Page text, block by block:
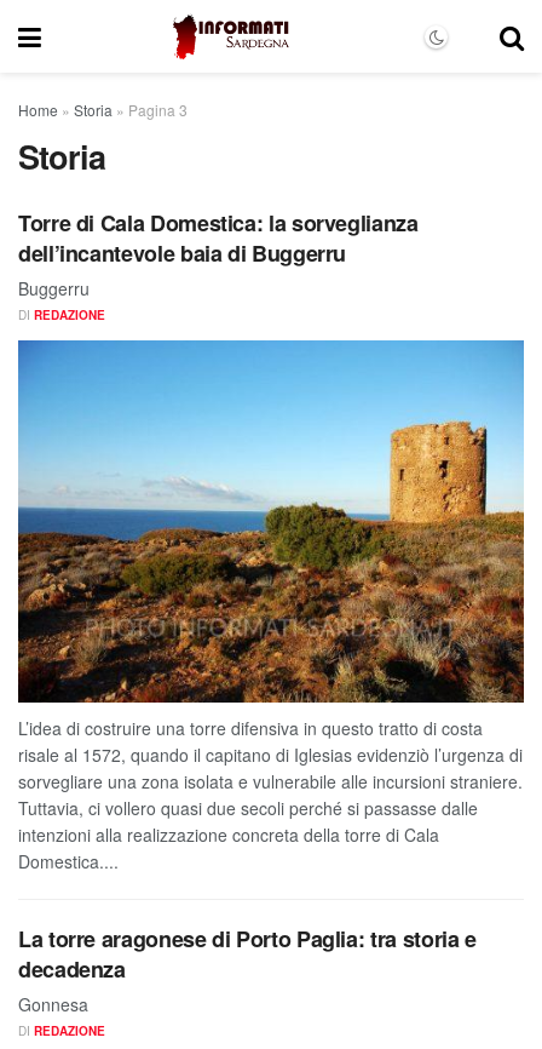
Home » Storia » Pagina 3
Storia
Torre di Cala Domestica: la sorveglianza
dell’incantevole baia di Buggerru
Buggerru
DI REDAZIONE
L’idea di costruire una torre difensiva in questo tratto di costa
risale al 1572, quando il capitano di Iglesias evidenziò l’urgenza di
sorvegliare una zona isolata e vulnerabile alle incursioni straniere.
Tuttavia, ci vollero quasi due secoli perché si passasse dalle
intenzioni alla realizzazione concreta della torre di Cala
Domestica....
La torre aragonese di Porto Paglia: tra storia e
decadenza
Gonnesa
DI REDAZIONE